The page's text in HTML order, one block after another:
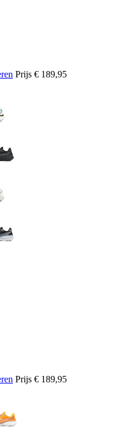
Prijs € 189,95
Prijs € 189,95